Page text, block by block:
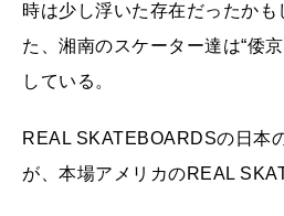
時は少し浮いた存在だったか
た、湘南のスケーター達は“倭
している。
REAL SKATEBOARDSの日本
が、本場アメリカのREAL